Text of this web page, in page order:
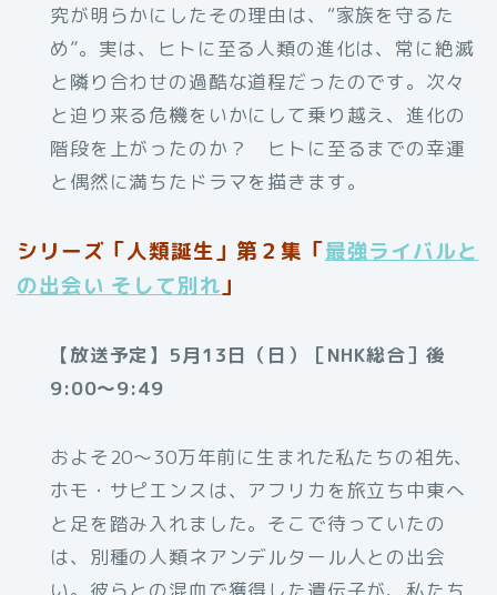
究が明らかにしたその理由は、“家族を守るた
め”。実は、ヒトに至る人類の進化は、常に絶滅
と隣り合わせの過酷な道程だったのです。次々
と迫り来る危機をいかにして乗り越え、進化の
階段を上がったのか？ ヒトに至るまでの幸運
と偶然に満ちたドラマを描きます。
シリーズ「人類誕生」第２集「最強ライバルと
の出会い そして別れ 」
【放送予定】5月13日（日）［NHK総合］後
9:00～9:49
およそ20～30万年前に生まれた私たちの祖先、
ホモ・サピエンスは、アフリカを旅立ち中東へ
と足を踏み入れました。そこで待っていたの
は、別種の人類ネアンデルタール人との出会